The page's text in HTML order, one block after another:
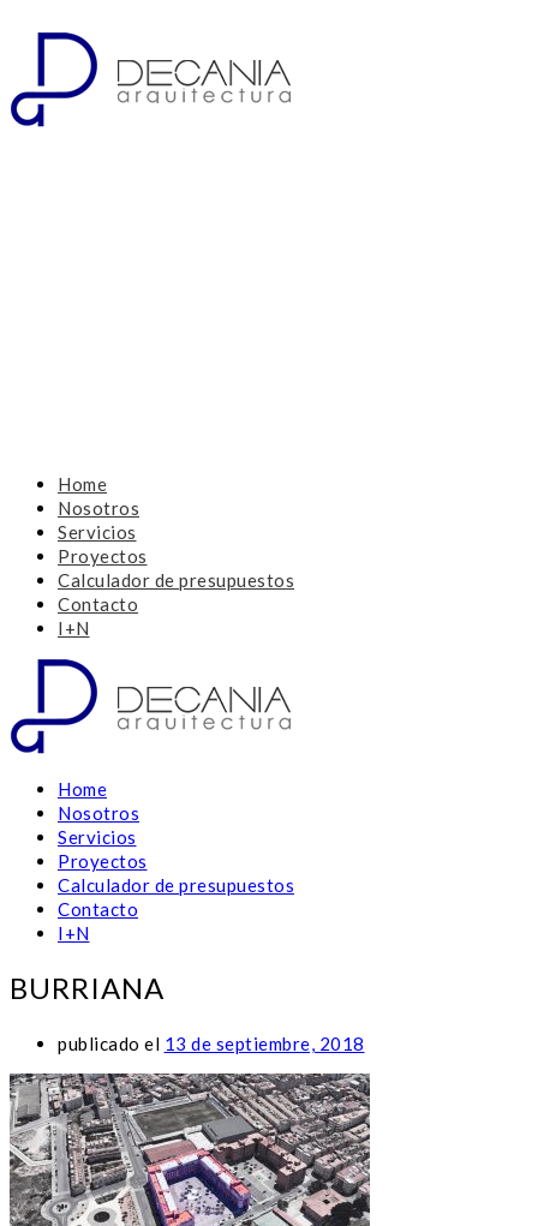
Home
Nosotros
Servicios
Proyectos
Calculador de presupuestos
Contacto
I+N
Home
Nosotros
Servicios
Proyectos
Calculador de presupuestos
Contacto
I+N
BURRIANA
publicado el 13 de septiembre, 2018